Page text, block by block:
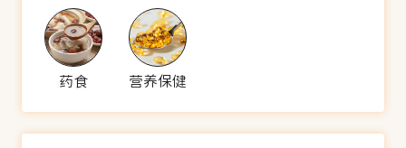
药食 营养保健